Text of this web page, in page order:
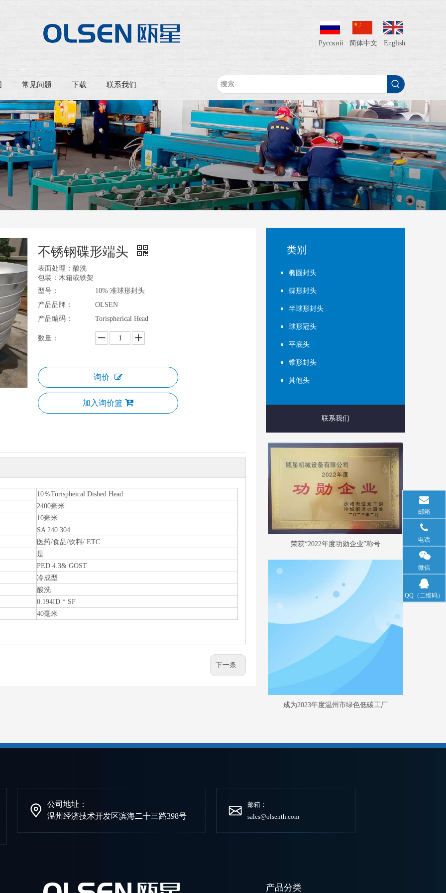
Pусский 简体中文 English
常见问题 下载 联系我们
不锈钢碟形端头
表面处理：酸洗
包装：木箱或铁架
型号：
10% 准球形封头
产品品牌：
OLSEN
产品编码：
Torispherical Head
数量：
询价
加入询价篮
10％Torispheical Dished Head
2400毫米
10毫米
SA 240 304
医药/食品/饮料/ ETC
是
PED 4.3& GOST
冷成型
酸洗
0.194ID * SF
40毫米
下一条:
类别
椭圆封头
蝶形封头
半球形封头
球形冠头
平底头
锥形封头
其他头
联系我们
荣获“2022年度功勋企业”称号
成为2023年度温州市绿色低碳工厂
公司地址：
温州经济技术开发区滨海二十三路398号
邮箱：
sales@olsenth.com
邮箱
电话
微信
QQ（二维码）
产品分类